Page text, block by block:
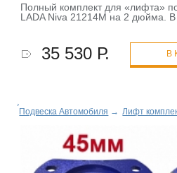
Полный комплект для «лифта»
LADA Niva 21214М на 2 дюйма. В
35 530 Р. В
Подвеска Автомобиля → Лифт